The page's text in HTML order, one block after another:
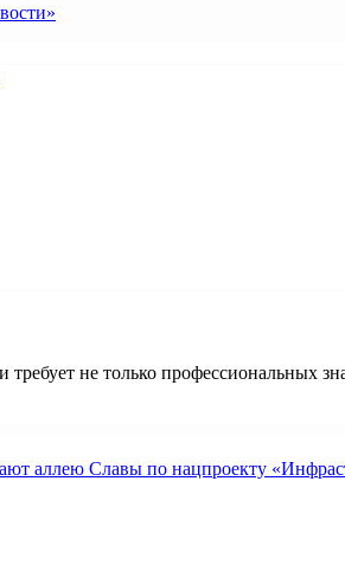
требует не только профессиональных